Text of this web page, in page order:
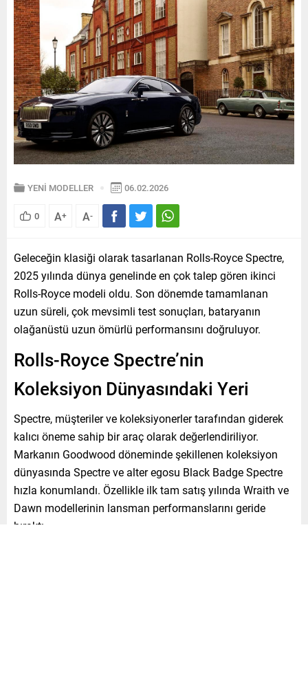
YENİ MODELLER 06.02.2026
0 A+ A-
Geleceğin klasiği olarak tasarlanan Rolls-Royce Spectre,
2025 yılında dünya genelinde en çok talep gören ikinci
Rolls-Royce modeli oldu. Son dönemde tamamlanan
uzun süreli, çok mevsimli test sonuçları, bataryanın
olağanüstü uzun ömürlü performansını doğruluyor.
Rolls-Royce Spectre’nin
Koleksiyon Dünyasındaki Yeri
Spectre, müşteriler ve koleksiyonerler tarafından giderek
kalıcı öneme sahip bir araç olarak değerlendiriliyor.
Markanın Goodwood döneminde şekillenen koleksiyon
dünyasında Spectre ve alter egosu Black Badge Spectre
hızla konumlandı. Özellikle ilk tam satış yılında Wraith ve
Dawn modellerinin lansman performanslarını geride
bıraktı.